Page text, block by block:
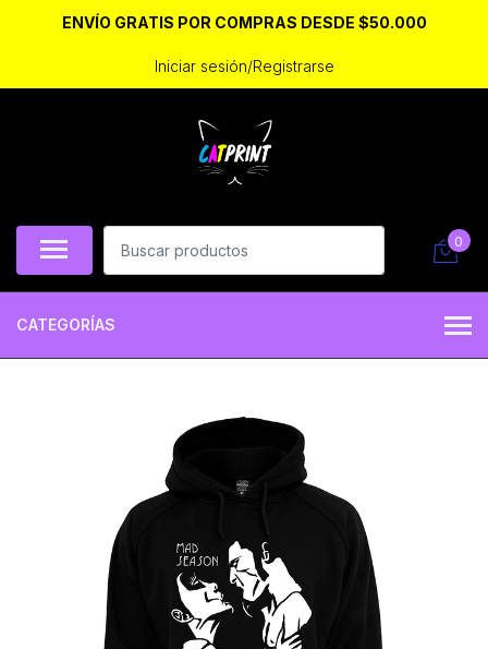
ENVÍO GRATIS POR COMPRAS DESDE $50.000
Iniciar sesión/Registrarse
0
CATEGORÍAS